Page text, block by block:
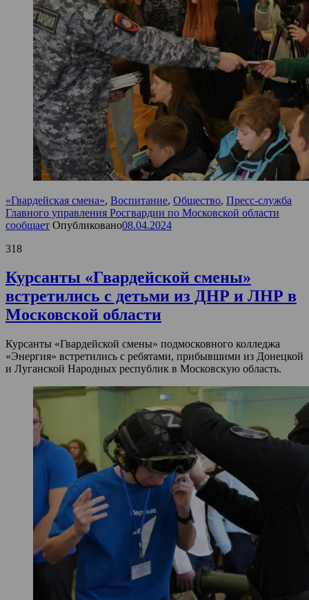
«Гвардейская смена», Воспитание, Общество, Пресс-служба
Главного управления Росгвардии по Московской области
сообщает Опубликовано08.04.2024
318
Курсанты «Гвардейской смены»
встретились с детьми из ДНР и ЛНР в
Московской области
Курсанты «Гвардейской смены» подмосковного колледжа
«Энергия» встретились с ребятами, прибывшими из Донецкой
и Луганской Народных республик в Московскую область.